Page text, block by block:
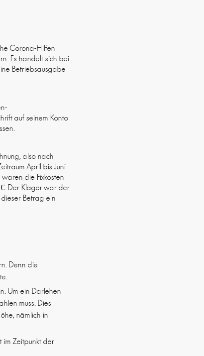
Corona-Hilfen
Es handelt sich bei
Betriebsausgabe
auf seinem Konto
also nach
April bis Juni
die Fixkosten
Der Kläger war der
Betrag ein
Denn die
Um ein Darlehen
muss. Dies
nämlich in
im Zeitpunkt der